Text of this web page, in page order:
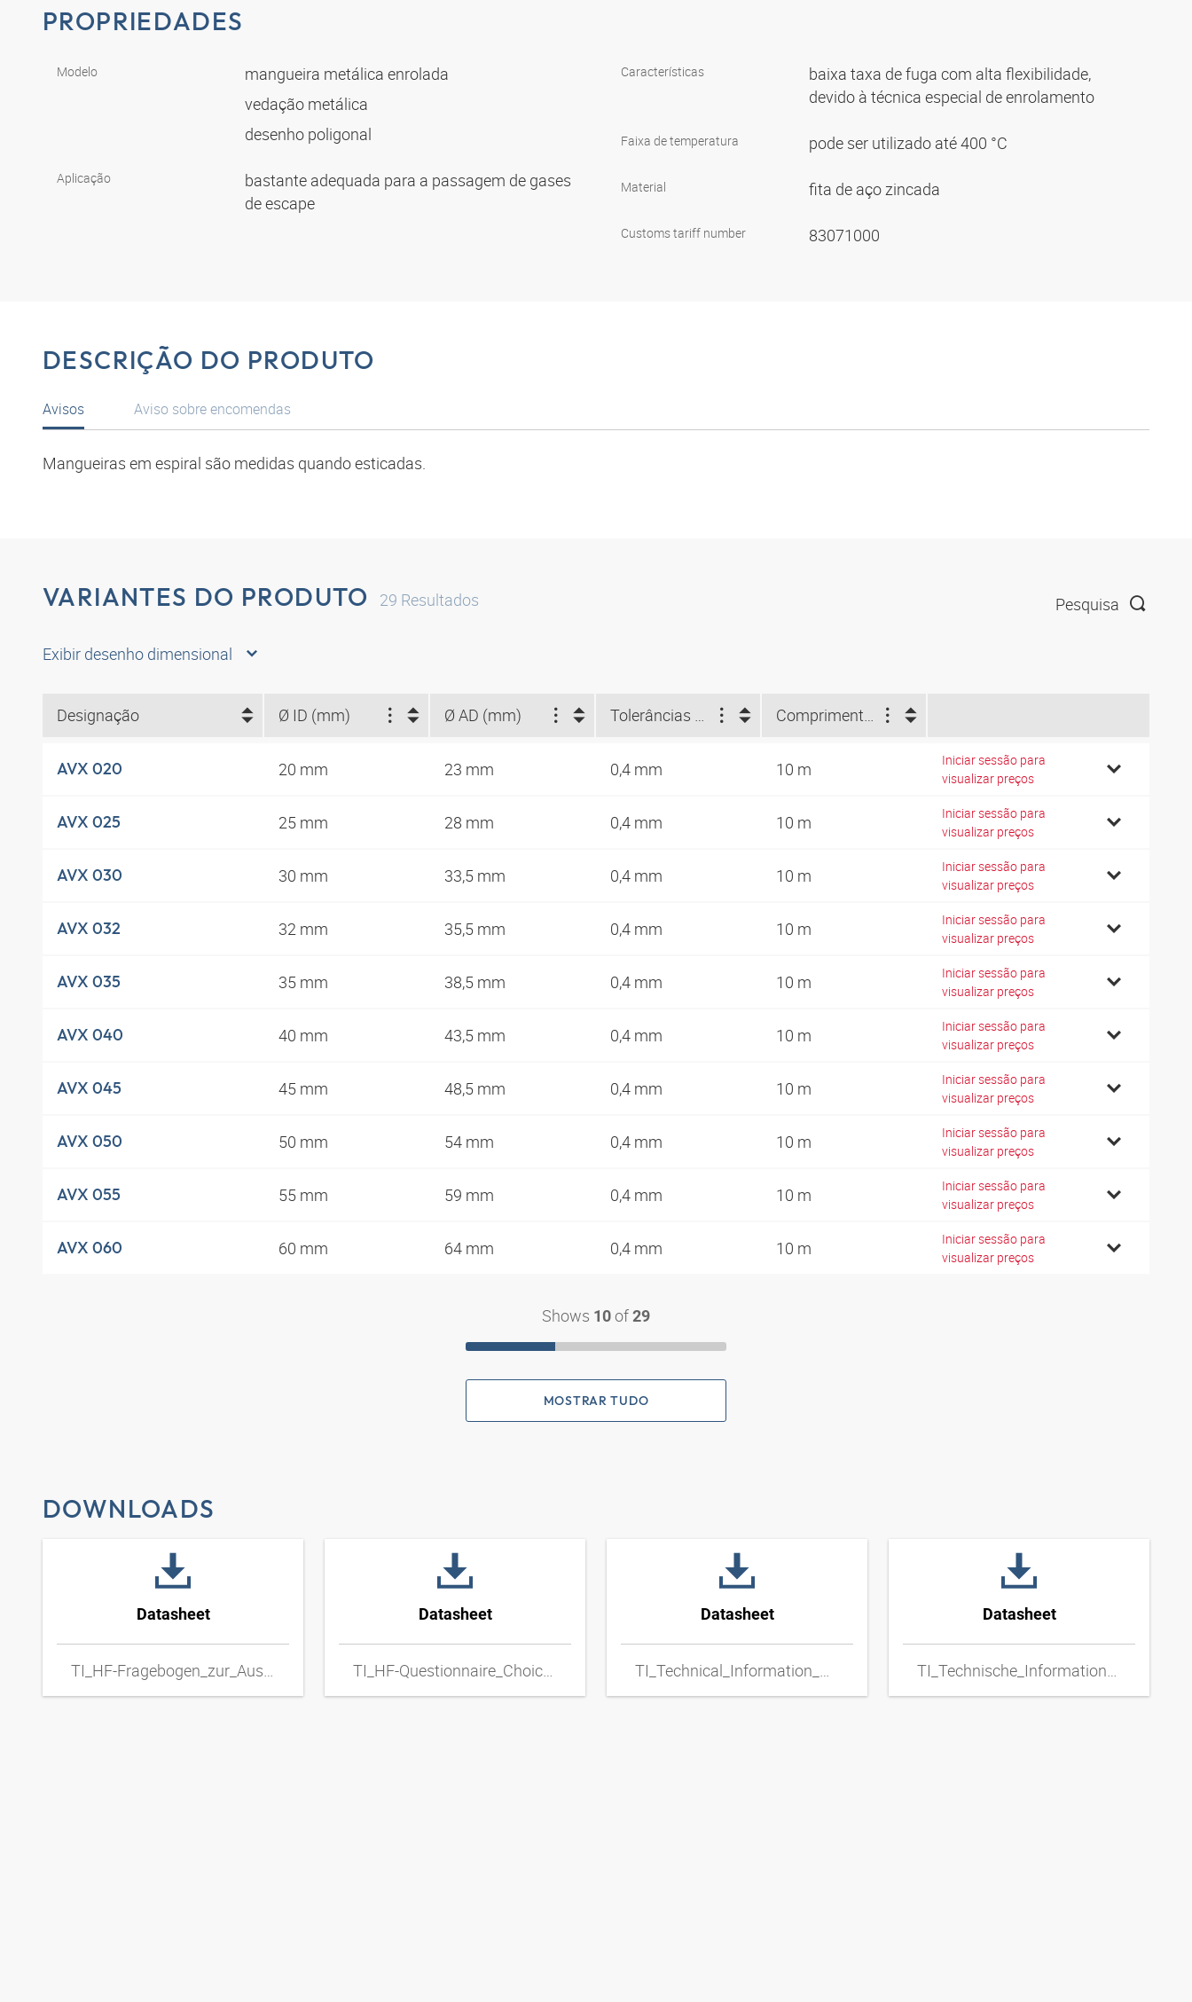
PROPRIEDADES
Modelo
mangueira metálica enrolada
vedação metálica
desenho poligonal
Aplicação
bastante adequada para a passagem de gases
de escape
Características
baixa taxa de fuga com alta flexibilidade,
devido à técnica especial de enrolamento
Faixa de temperatura pode ser utilizado até 400 °C
Material fita de aço zincada
Customs tariff number 83071000
DESCRIÇÃO DO PRODUTO
Avisos
Mangueiras em espiral são medidas quando esticadas.
Aviso sobre encomendas
VARIANTES DO PRODUTO 29 Resultados Pesquisa
Exibir desenho dimensional
Designação Ø ID (mm) Ø AD (mm) Tolerâncias ID / AD (mm) Comprimento do rolo (m)
AVX 020 20 mm 23 mm 0,4 mm 10 m
Iniciar sessão para
visualizar preços
AVX 025 25 mm 28 mm 0,4 mm 10 m
Iniciar sessão para
visualizar preços
AVX 030 30 mm 33,5 mm 0,4 mm 10 m
Iniciar sessão para
visualizar preços
AVX 032 32 mm 35,5 mm 0,4 mm 10 m
Iniciar sessão para
visualizar preços
AVX 035 35 mm 38,5 mm 0,4 mm 10 m
Iniciar sessão para
visualizar preços
AVX 040 40 mm 43,5 mm 0,4 mm 10 m
Iniciar sessão para
visualizar preços
AVX 045 45 mm 48,5 mm 0,4 mm 10 m
Iniciar sessão para
visualizar preços
AVX 050 50 mm 54 mm 0,4 mm 10 m
Iniciar sessão para
visualizar preços
AVX 055 55 mm 59 mm 0,4 mm 10 m
Iniciar sessão para
visualizar preços
AVX 060 60 mm 64 mm 0,4 mm 10 m
Iniciar sessão para
visualizar preços
Shows 10 of 29
MOSTRAR TUDO
DOWNLOADS
Datasheet
TI_HF-Fragebogen_zur_Auswahl_von_Metall-Schlauchleitungen_DExpdf
Datasheet
TI_HF-Questionnaire_Choice_of_Metal_Hose_Lines_ENxpdf
Datasheet
TI_Technical_Information_Metal_Hoses_ENxpdf
Datasheet
TI_Technische_Informationen_Metallschlaeuche_DExpdf